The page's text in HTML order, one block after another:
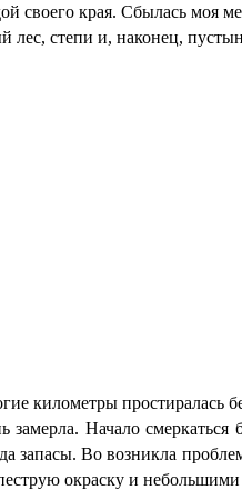
своего края. Сбылась моя
лес, степи и, наконец,
километры простиралась
Начало
запасы. Во возникла
окраску и